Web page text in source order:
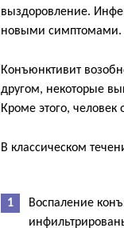
выздоровление.
новыми симптомами.
Конъюнктивит
другом, некоторые
Кроме этого,
В классическом
Воспаление